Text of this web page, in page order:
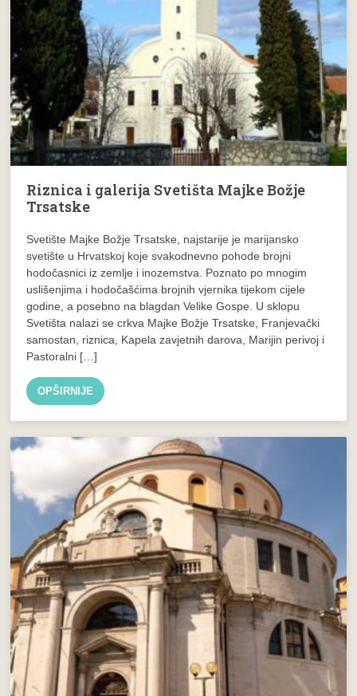
Riznica i galerija Svetišta Majke Božje
Trsatske
Svetište Majke Božje Trsatske, najstarije je marijansko
svetište u Hrvatskoj koje svakodnevno pohode brojni
hodočasnici iz zemlje i inozemstva. Poznato po mnogim
uslišenjima i hodočašćima brojnih vjernika tijekom cijele
godine, a posebno na blagdan Velike Gospe. U sklopu
Svetišta nalazi se crkva Majke Božje Trsatske, Franjevački
samostan, riznica, Kapela zavjetnih darova, Marijin perivoj i
Pastoralni […]
OPŠIRNIJE